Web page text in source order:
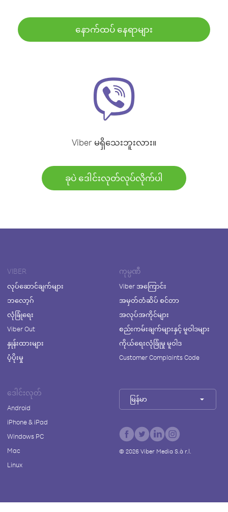
နောက်ထပ် နေရာများ
Viber မရှိသေးဘူးလား။
ခုပဲ ဒေါင်းလုတ်လုပ်လိုက်ပါ
VIBER
လုပ်ဆောင်ချက်များ
ဘလော့ဂ်
လုံခြုံရေး
Viber Out
နှုန်းထားများ
ပံ့ပိုးမှု
ကုမ္ပဏီ
Viber အကြောင်း
အမှတ်တံဆိပ် စင်တာ
အလုပ်အကိုင်များ
စည်းကမ်းချက်များနှင့် မူဝါဒများ
ကိုယ်ရေးလုံခြုံမှု မူဝါဒ
Customer Complaints Code
ဒေါင်းလုတ်
Android
iPhone & iPad
Windows PC
Mac
Linux
မြန်မာ
© 2026Viber Media S.à r.l.